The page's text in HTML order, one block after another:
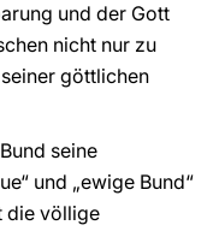
und der Gott
nicht nur zu
göttlichen
seine
und „ewige Bund“
die völlige